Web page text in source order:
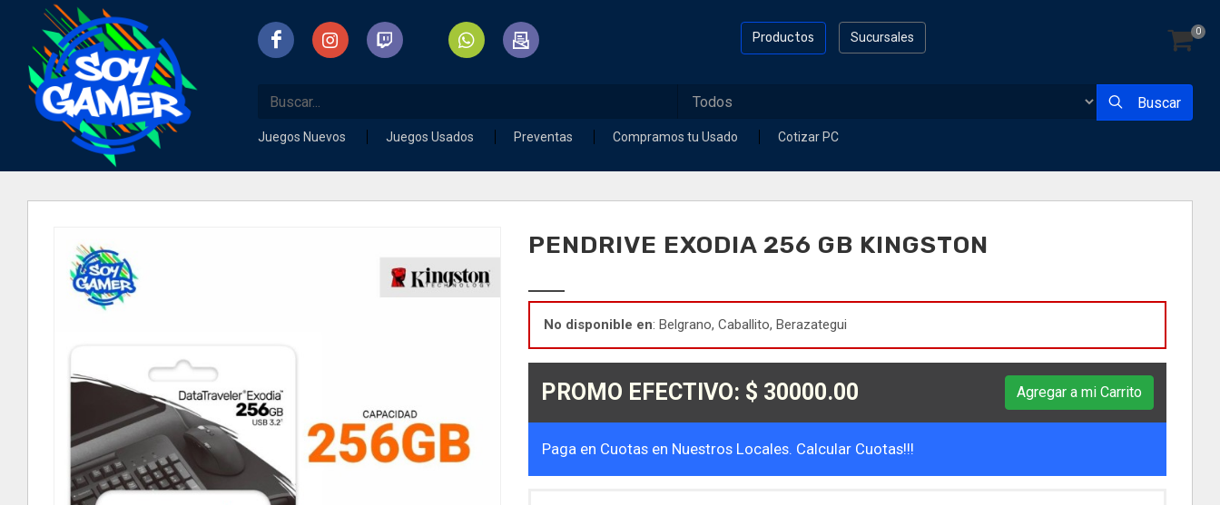
Sucursales
Productos 0
Buscar
Juegos Nuevos Juegos Usados Preventas Compramos tu Usado Cotizar PC
PENDRIVE EXODIA 256 GB KINGSTON
No disponible en: Belgrano, Caballito, Berazategui
PROMO EFECTIVO: $ 30000.00 Agregar a mi Carrito
Paga en Cuotas en Nuestros Locales. Calcular Cuotas!!!